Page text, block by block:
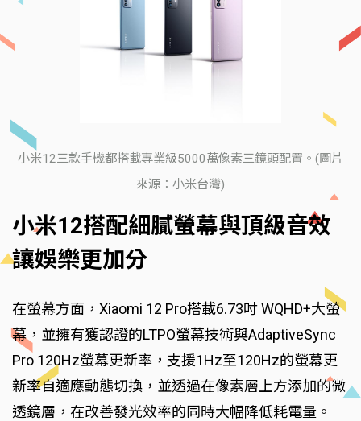
小米12三款手機都搭載專業級5000萬像素三鏡頭配置。(圖片
來源：小米台灣)
小米12搭配細膩螢幕與頂級音效
讓娛樂更加分
在螢幕方面，Xiaomi 12 Pro搭載6.73吋 WQHD+大螢
幕，並擁有獲認證的LTPO螢幕技術與AdaptiveSync
Pro 120Hz螢幕更新率，支援1Hz至120Hz的螢幕更
新率自適應動態切換，並透過在像素層上方添加的微
透鏡層，在改善發光效率的同時大幅降低耗電量。